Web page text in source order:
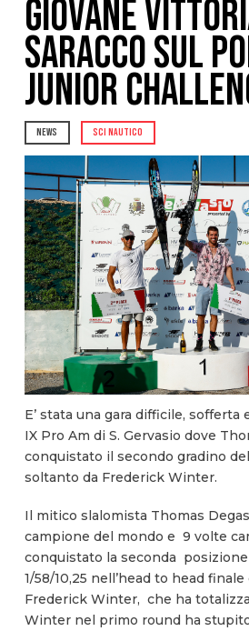
GIOVANE
SARACCO SUL
JUNIOR
NEWS SCI NAUTICO
E’ stata una gara difficile,
IX Pro Am di S. Gervasio dove
conquistato il secondo gradino
soltanto da Frederick Winter.
Il mitico slalomista Thomas
campione del mondo e 9 volte
conquistato la seconda
1/58/10,25 nell’head to head
Frederick Winter, che ha
Winter nel primo round ha